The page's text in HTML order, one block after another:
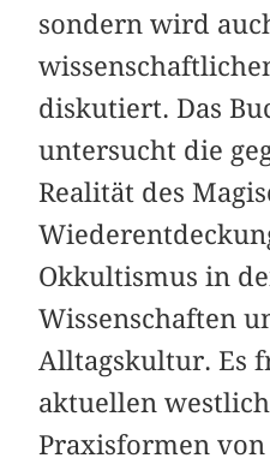
sondern wird
diskutiert. Das
untersucht die
Realität des
Okkultismus in
Wissenschaften
Alltagskultur. Es
aktuellen
Praxisformen von